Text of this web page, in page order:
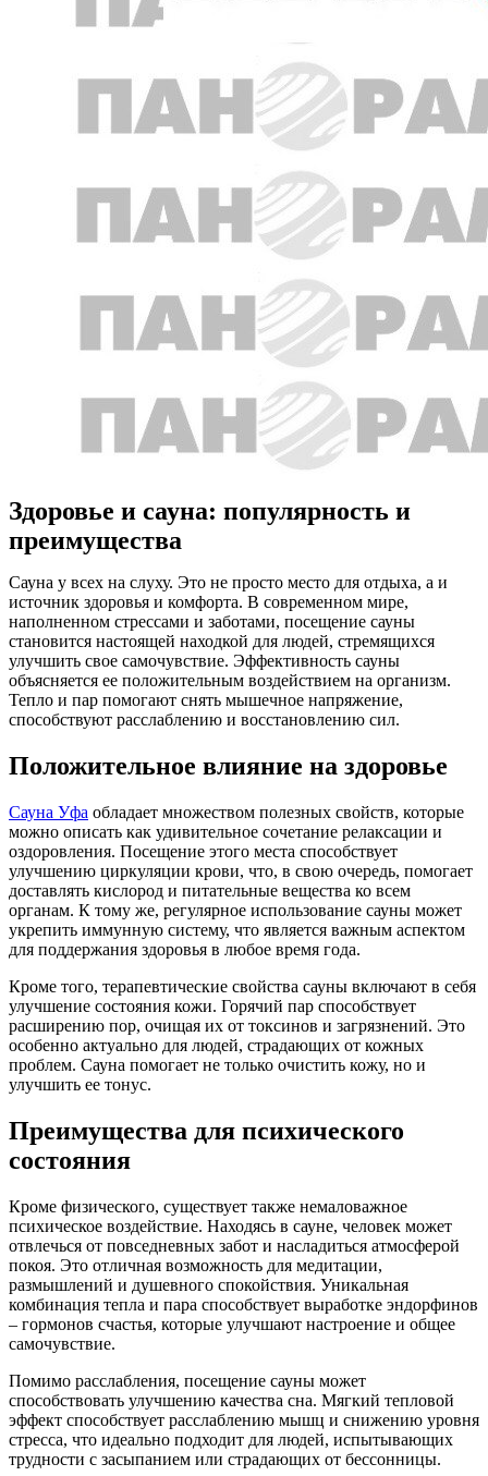
Здоровье и сауна: популярность и
преимущества
Сауна у всех на слуху. Это не просто место для отдыха, а и
источник здоровья и комфорта. В современном мире,
наполненном стрессами и заботами, посещение сауны
становится настоящей находкой для людей, стремящихся
улучшить свое самочувствие. Эффективность сауны
объясняется ее положительным воздействием на организм.
Тепло и пар помогают снять мышечное напряжение,
способствуют расслаблению и восстановлению сил.
Положительное влияние на здоровье
Сауна Уфа обладает множеством полезных свойств, которые
можно описать как удивительное сочетание релаксации и
оздоровления. Посещение этого места способствует
улучшению циркуляции крови, что, в свою очередь, помогает
доставлять кислород и питательные вещества ко всем
органам. К тому же, регулярное использование сауны может
укрепить иммунную систему, что является важным аспектом
для поддержания здоровья в любое время года.
Кроме того, терапевтические свойства сауны включают в себя
улучшение состояния кожи. Горячий пар способствует
расширению пор, очищая их от токсинов и загрязнений. Это
особенно актуально для людей, страдающих от кожных
проблем. Сауна помогает не только очистить кожу, но и
улучшить ее тонус.
Преимущества для психического
состояния
Кроме физического, существует также немаловажное
психическое воздействие. Находясь в сауне, человек может
отвлечься от повседневных забот и насладиться атмосферой
покоя. Это отличная возможность для медитации,
размышлений и душевного спокойствия. Уникальная
комбинация тепла и пара способствует выработке эндорфинов
– гормонов счастья, которые улучшают настроение и общее
самочувствие.
Помимо расслабления, посещение сауны может
способствовать улучшению качества сна. Мягкий тепловой
эффект способствует расслаблению мышц и снижению уровня
стресса, что идеально подходит для людей, испытывающих
трудности с засыпанием или страдающих от бессонницы.